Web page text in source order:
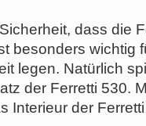
dass die
besonders wichtig
legen. Natürlich
der Ferretti 530.
Interieur der